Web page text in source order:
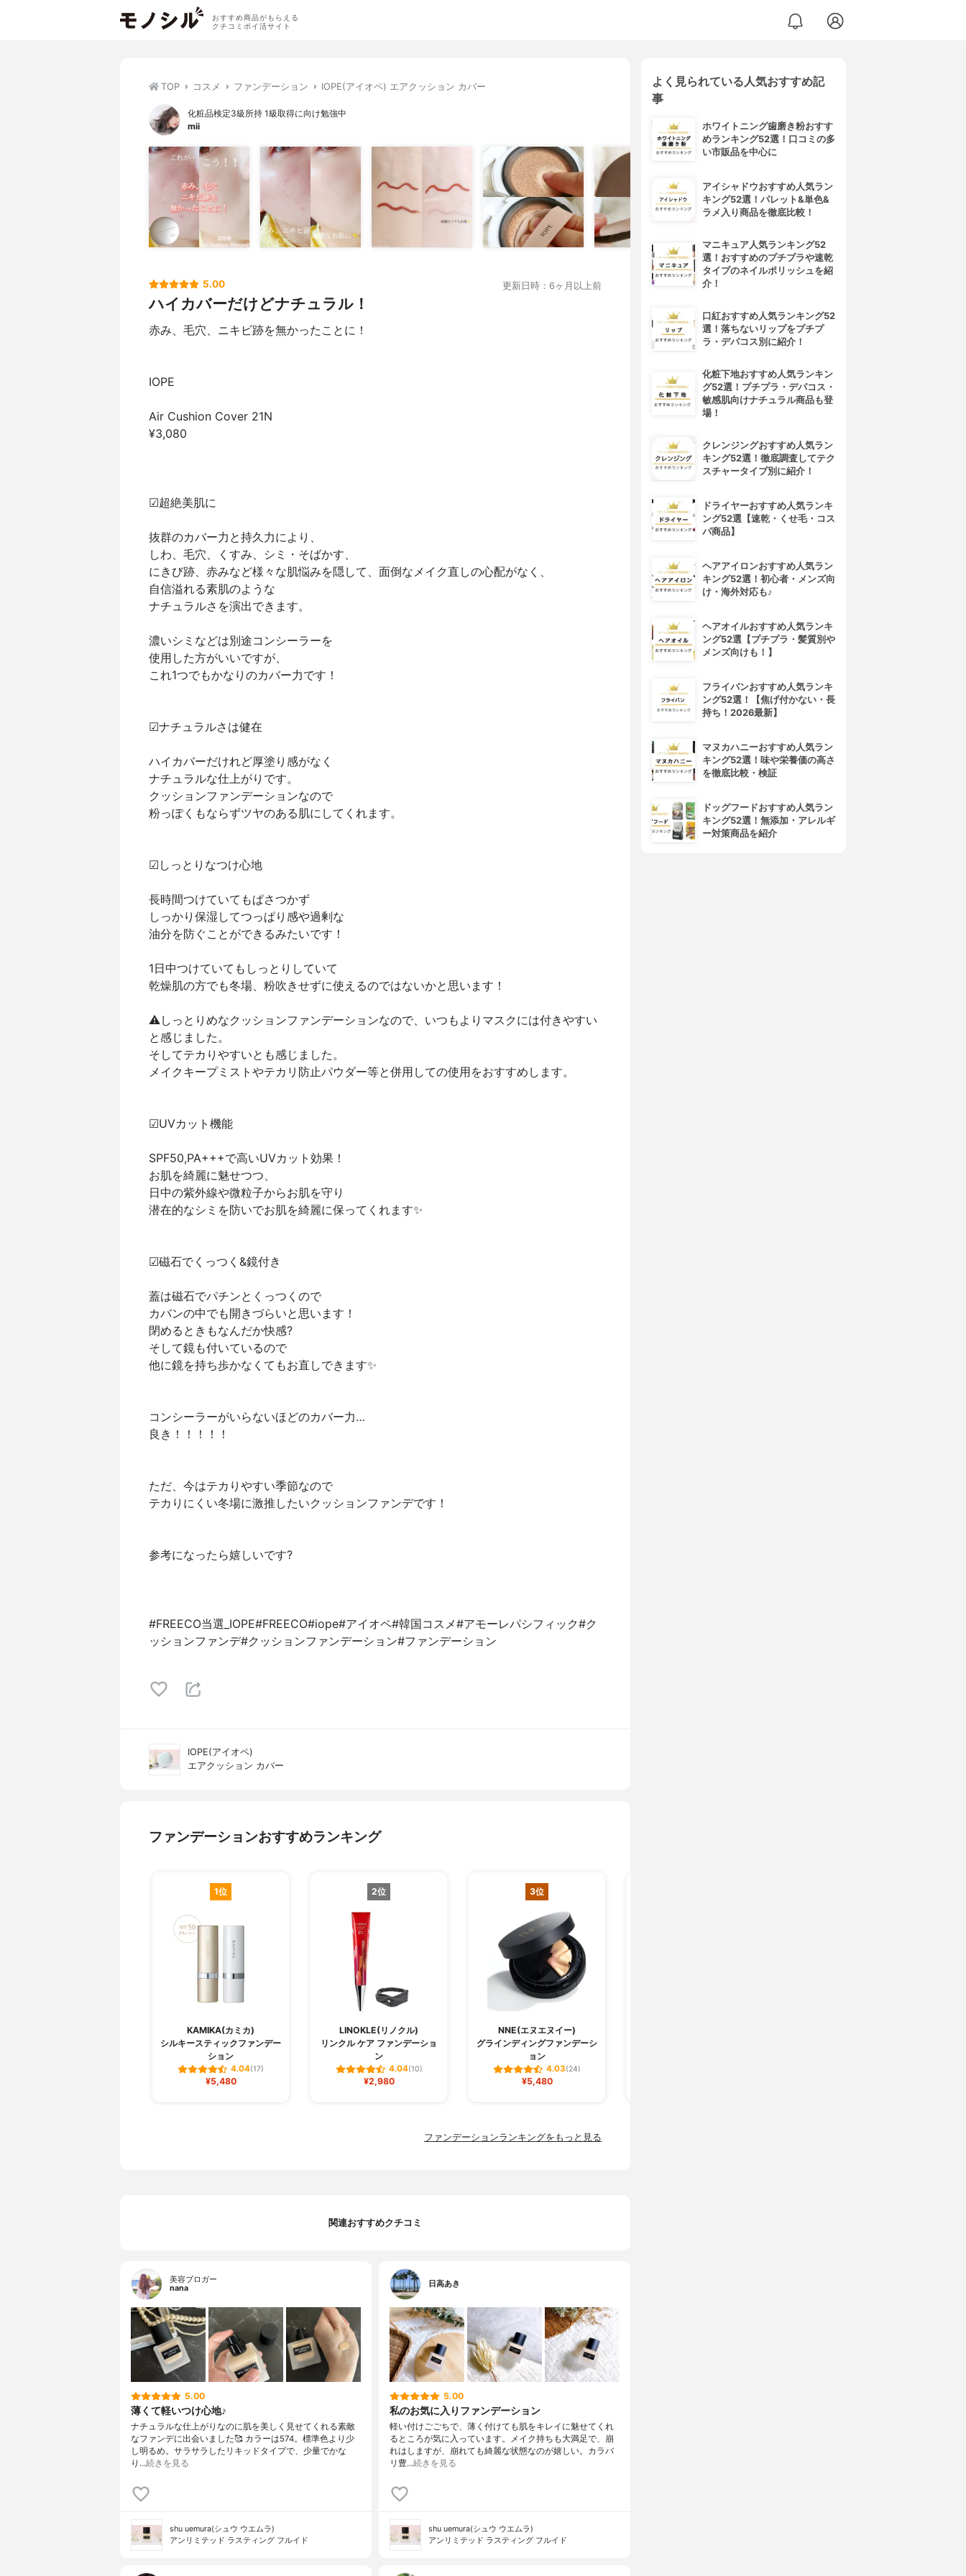
おすすめ商品がもらえる
クチコミポイ活サイト
TOP コスメ ファンデーション IOPE(アイオペ) エアクッション カバー
化粧品検定3級所持 1級取得に向け勉強中
mii
5.00 更新日時：6ヶ月以上前
ハイカバーだけどナチュラル！
赤み、毛穴、ニキビ跡を無かったことに！⁡
IOPE⁡
Air Cushion Cover 21N⁡
¥3,080⁡
☑超絶美肌に⁡
抜群のカバー力と持久力により、⁡
しわ、毛穴、くすみ、シミ・そばかす、⁡
にきび跡、赤みなど様々な肌悩みを隠して、面倒なメイク直しの心配がなく、⁡
自信溢れる素肌のような⁡
ナチュラルさを演出できます。⁡
濃いシミなどは別途コンシーラーを⁡
使用した方がいいですが、⁡
これ1つでもかなりのカバー力です！⁡
☑ナチュラルさは健在⁡
ハイカバーだけれど厚塗り感がなく⁡
ナチュラルな仕上がりです。⁡
クッションファンデーションなので⁡
粉っぽくもならずツヤのある肌にしてくれます。⁡
☑しっとりなつけ心地⁡
長時間つけていてもぱさつかず⁡
しっかり保湿してつっぱり感や過剰な⁡
油分を防ぐことができるみたいです！⁡
1日中つけていてもしっとりしていて⁡
乾燥肌の方でも冬場、粉吹きせずに使えるのではないかと思います！⁡
⚠しっとりめなクッションファンデーションなので、いつもよりマスクには付きやすい
と感じました。⁡
そしてテカりやすいとも感じました。⁡
メイクキープミストやテカリ防止パウダー等と併用しての使用をおすすめします。⁡
☑UVカット機能⁡
SPF50,PA+++で高いUVカット効果！⁡
お肌を綺麗に魅せつつ、⁡
日中の紫外線や微粒子からお肌を守り⁡
潜在的なシミを防いでお肌を綺麗に保ってくれます✨⁡
☑磁石でくっつく&鏡付き⁡
蓋は磁石でパチンとくっつくので⁡
カバンの中でも開きづらいと思います！⁡
閉めるときもなんだか快感?⁡
そして鏡も付いているので⁡
他に鏡を持ち歩かなくてもお直しできます✨⁡
コンシーラーがいらないほどのカバー力…⁡
良き！！！！！⁡
ただ、今はテカりやすい季節なので⁡
テカりにくい冬場に激推したいクッションファンデです！⁡
参考になったら嬉しいです?⁡
#FREECO当選_IOPE#FREECO#iope#アイオペ#韓国コスメ#アモーレパシフィック#ク
ッションファンデ#クッションファンデーション#ファンデーション⁡
IOPE(アイオペ)
エアクッション カバー
ファンデーションおすすめランキング
1位
KAMIKA(カミカ)
シルキースティックファンデー
ション
4.04(17)
¥5,480
2位
LINOKLE(リノクル)
リンクル ケア ファンデーショ
ン
4.04(10)
¥2,980
3位
NNE(エヌエヌイー)
グラインディングファンデーシ
ョン
4.03(24)
¥5,480
ファンデーションランキングをもっと見る
関連おすすめクチコミ
美容ブロガー
nana
5.00
薄くて軽いつけ心地♪
ナチュラルな仕上がりなのに肌を美しく見せてくれる素敵
なファンデに出会いました🥰 カラーは574。標準色より少
し明るめ。サラサラしたリキッドタイプで、少量でかな
り…続きを見る
shu uemura(シュウ ウエムラ)
アンリミテッド ラスティング フルイド
日高あき
5.00
私のお気に入りファンデーション
軽い付けごごちで、薄く付けても肌をキレイに魅せてくれ
るところが気に入っています。メイク持ちも大満足で、崩
れはしますが、崩れても綺麗な状態なのが嬉しい。カラバ
リ豊…続きを見る
shu uemura(シュウ ウエムラ)
アンリミテッド ラスティング フルイド
よく見られている人気おすすめ記
事
ホワイトニング歯磨き粉おすす
めランキング52選！口コミの多
い市販品を中心に
アイシャドウおすすめ人気ラン
キング52選！パレット&単色&
ラメ入り商品を徹底比較！
マニキュア人気ランキング52
選！おすすめのプチプラや速乾
タイプのネイルポリッシュを紹
介！
口紅おすすめ人気ランキング52
選！落ちないリップをプチプ
ラ・デパコス別に紹介！
化粧下地おすすめ人気ランキン
グ52選！プチプラ・デパコス・
敏感肌向けナチュラル商品も登
場！
クレンジングおすすめ人気ラン
キング52選！徹底調査してテク
スチャータイプ別に紹介！
ドライヤーおすすめ人気ランキ
ング52選【速乾・くせ毛・コス
パ商品】
ヘアアイロンおすすめ人気ラン
キング52選！初心者・メンズ向
け・海外対応も♪
ヘアオイルおすすめ人気ランキ
ング52選【プチプラ・髪質別や
メンズ向けも！】
フライパンおすすめ人気ランキ
ング52選！【焦げ付かない・長
持ち！2026最新】
マヌカハニーおすすめ人気ラン
キング52選！味や栄養価の高さ
を徹底比較・検証
ドッグフードおすすめ人気ラン
キング52選！無添加・アレルギ
ー対策商品を紹介